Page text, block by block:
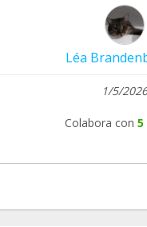
Léa
1/5/2026
Colabora con 5